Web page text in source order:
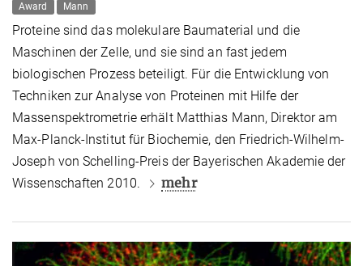
Award
Mann
Proteine sind das molekulare Baumaterial und die
Maschinen der Zelle, und sie sind an fast jedem
biologischen Prozess beteiligt. Für die Entwicklung von
Techniken zur Analyse von Proteinen mit Hilfe der
Massenspektrometrie erhält Matthias Mann, Direktor am
Max-Planck-Institut für Biochemie, den Friedrich-Wilhelm-
Joseph von Schelling-Preis der Bayerischen Akademie der
Wissenschaften 2010.
mehr